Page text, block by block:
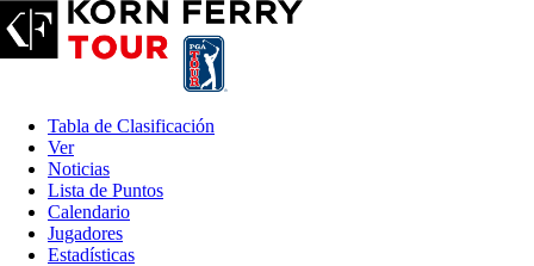
Tabla de Clasificación
Ver
Noticias
Lista de Puntos
Calendario
Jugadores
Estadísticas